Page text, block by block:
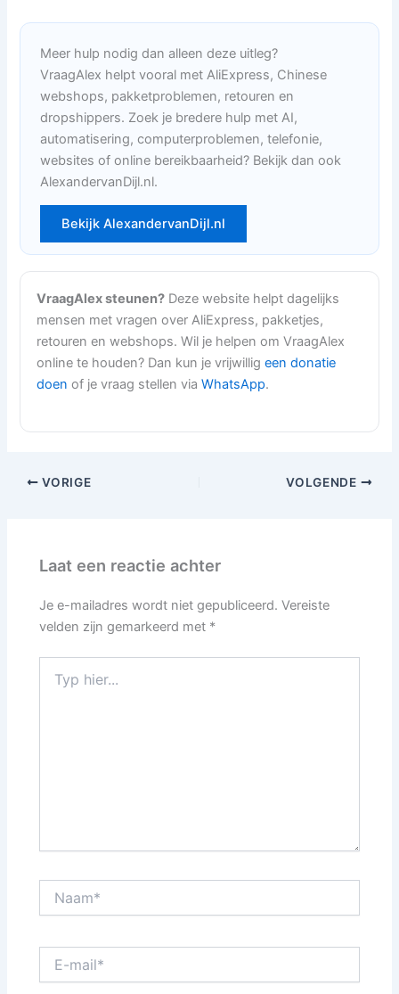
Meer hulp nodig dan alleen deze uitleg?
VraagAlex helpt vooral met AliExpress, Chinese
webshops, pakketproblemen, retouren en
dropshippers. Zoek je bredere hulp met AI,
automatisering, computerproblemen, telefonie,
websites of online bereikbaarheid? Bekijk dan ook
AlexandervanDijl.nl.
Bekijk AlexandervanDijl.nl
VraagAlex steunen? Deze website helpt dagelijks
mensen met vragen over AliExpress, pakketjes,
retouren en webshops. Wil je helpen om VraagAlex
online te houden? Dan kun je vrijwilligeen donatie
doen of je vraag stellen viaWhatsApp.
VORIGE VOLGENDE
Laat een reactie achter
Je e-mailadres wordt niet gepubliceerd. Vereiste
velden zijn gemarkeerd met *
hier...
mail*